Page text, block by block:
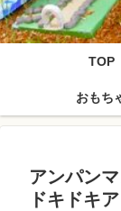
TOP
おもち
アンパン
ドキドキ